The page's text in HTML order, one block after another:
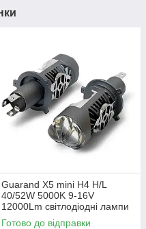
Guarand X5 mini H4 H/L
40/52W 5000K 9-16V
12000Lm світлодіодні лампи
з лінзою
Готово до відправки